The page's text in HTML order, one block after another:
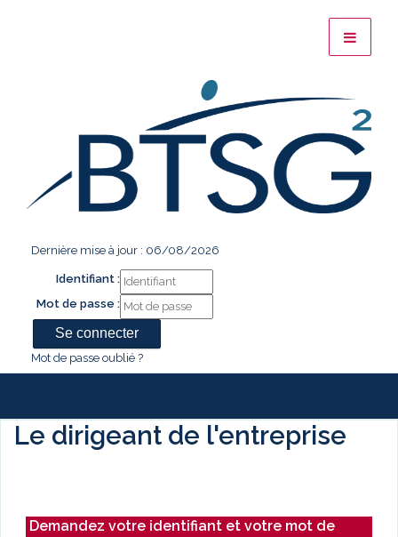
Dernière mise à jour : 06/08/2026
Identifiant :
Mot de passe :
Mot de passe oublié ?
Le dirigeant de l'entreprise
Demandez votre identifiant et votre mot de